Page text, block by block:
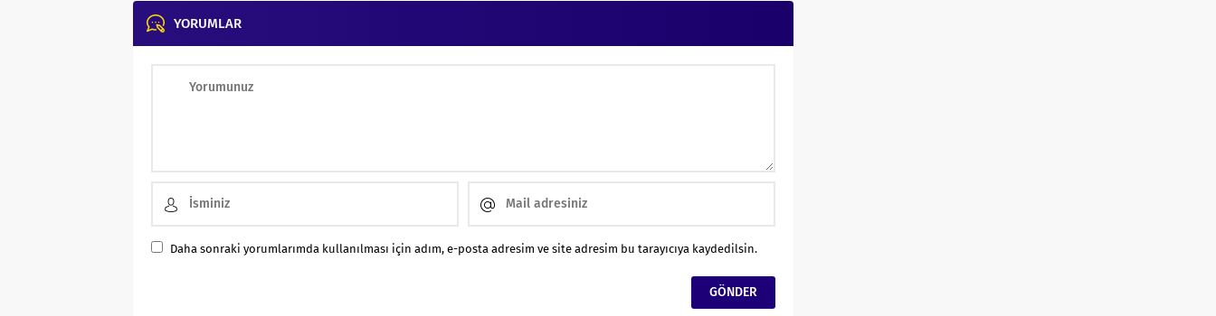
BANKASI...
YORUMLAR
Daha sonraki yorumlarımda kullanılması için adım, e-posta adresim ve site adresim bu tarayıcıya kaydedilsin.